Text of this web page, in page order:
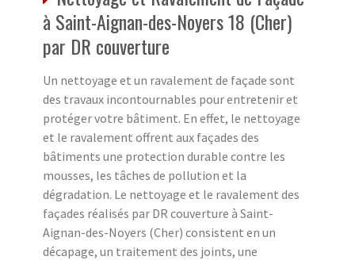
à Saint-Aignan-des-Noyers 18 (Cher)
par DR couverture
Un nettoyage et un ravalement de façade sont
des travaux incontournables pour entretenir et
protéger votre bâtiment. En effet, le nettoyage
et le ravalement offrent aux façades des
bâtiments une protection durable contre les
mousses, les tâches de pollution et la
dégradation. Le nettoyage et le ravalement des
façades réalisés par DR couverture à Saint-
Aignan-des-Noyers (Cher) consistent en un
décapage, un traitement des joints, une